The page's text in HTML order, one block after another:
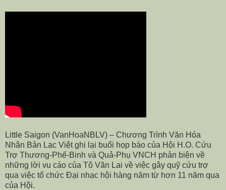
Little Saigon (VanHoaNBLV) – Chương Trình Văn Hóa
Nhân Bản Lạc Việt ghi lại buổi họp báo của Hội H.O. Cứu
Trợ Thương-Phế-Binh và Quả-Phụ VNCH phản biện về
những lời vu cáo của Tô Văn Lai về việc gây quỹ cứu trợ
qua việc tổ chức Đại nhạc hội hàng năm từ hơn 11 năm qua
của Hội.